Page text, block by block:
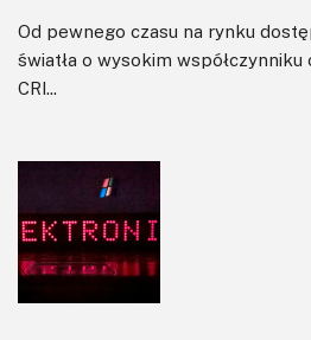
Od pewnego czasu na rynku
światła o wysokim współczynniku
CRI...